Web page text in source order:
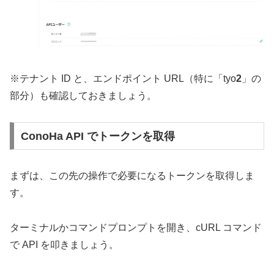
※テナント ID と、エンドポイント URL（特に「tyo2 」の
部分）も確認しておきましょう。
ConoHa API でトークンを取得
まずは、この先の操作で必要になるトークンを取得しま
す。
ターミナルかコマンドプロンプトを開き、cURL コマンド
で API を叩きましょう。